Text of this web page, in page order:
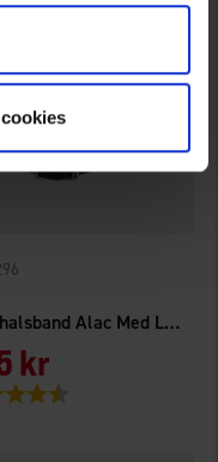
Spårhalsband Alac Med Lekare
kr